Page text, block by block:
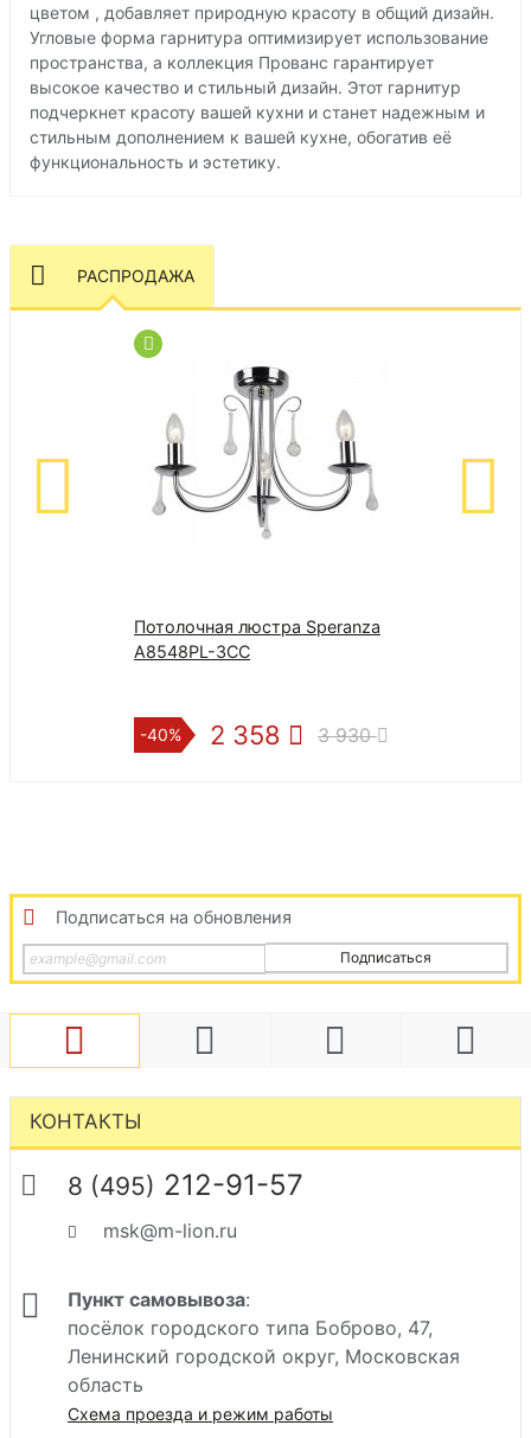
цветом , добавляет природную красоту в общий дизайн.
Угловые форма гарнитура оптимизирует использование
пространства, а коллекция Прованс гарантирует
высокое качество и стильный дизайн. Этот гарнитур
подчеркнет красоту вашей кухни и станет надежным и
стильным дополнением к вашей кухне, обогатив её
функциональность и эстетику.
РАСПРОДАЖА
Потолочная люстра Speranza
A8548PL-3CC
-40% 2 358 3 930
Подписаться на обновления
Подписаться
КОНТАКТЫ
8 (495) 212-91-57
msk@m-lion.ru
Пункт самовывоза:
посёлок городского типа Боброво, 47,
Ленинский городской округ, Московская
область
Схема проезда и режим работы